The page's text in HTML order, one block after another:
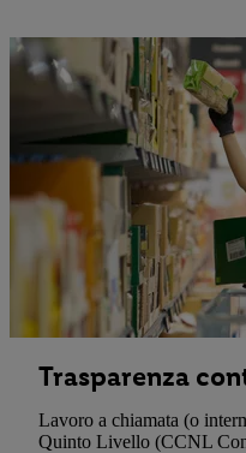
Trasparenza
Lavoro a chiamata (o
Quinto Livello (CCNL